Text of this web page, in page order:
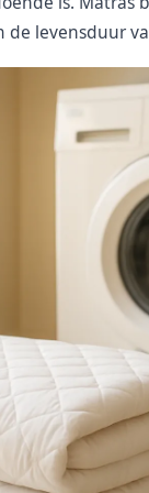
levensduur